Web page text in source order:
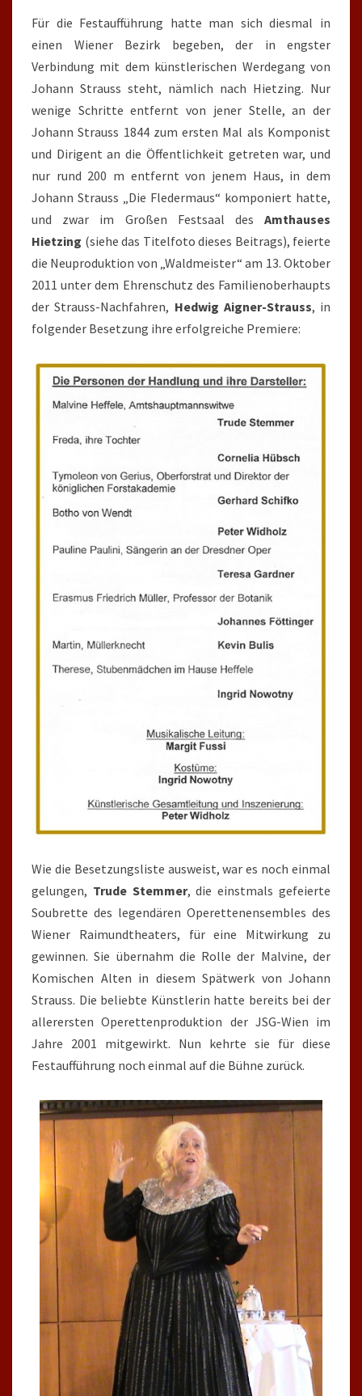
Für die Festaufführung hatte man sich diesmal in
einen Wiener Bezirk begeben, der in engster
Verbindung mit dem künstlerischen Werdegang von
Johann Strauss steht, nämlich nach Hietzing. Nur
wenige Schritte entfernt von jener Stelle, an der
Johann Strauss 1844 zum ersten Mal als Komponist
und Dirigent an die Öffentlichkeit getreten war, und
nur rund 200 m entfernt von jenem Haus, in dem
Johann Strauss „Die Fledermaus“ komponiert hatte,
und zwar im Großen Festsaal des Amthauses
Hietzing (siehe das Titelfoto dieses Beitrags), feierte
die Neuproduktion von „Waldmeister“ am 13. Oktober
2011 unter dem Ehrenschutz des Familienoberhaupts
der Strauss-Nachfahren, Hedwig Aigner-Strauss, in
folgender Besetzung ihre erfolgreiche Premiere:
Wie die Besetzungsliste ausweist, war es noch einmal
gelungen, Trude Stemmer, die einstmals gefeierte
Soubrette des legendären Operettenensembles des
Wiener Raimundtheaters, für eine Mitwirkung zu
gewinnen. Sie übernahm die Rolle der Malvine, der
Komischen Alten in diesem Spätwerk von Johann
Strauss. Die beliebte Künstlerin hatte bereits bei der
allerersten Operettenproduktion der JSG-Wien im
Jahre 2001 mitgewirkt. Nun kehrte sie für diese
Festaufführung noch einmal auf die Bühne zurück.